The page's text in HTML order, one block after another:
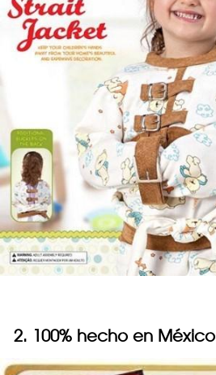
2. 100% hecho en México